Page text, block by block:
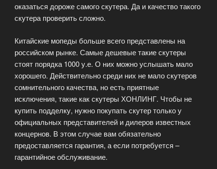
оказаться дороже самого скутера. Да и качество такого
скутера проверить сложно.
Китайские мопеды больше всего представлены на
российском рынке. Самые дешевые такие скутеры
стоят порядка 1000 у.е. О них можно услышать мало
хорошего. Действительно среди них не мало скутеров
сомнительного качества, но есть приятные
исключения, такие как скутеры ХОНЛИНГ. Чтобы не
купить подделку, нужно покупать скутер только у
официальных представителей и дилеров известных
концернов. В этом случае вам обязательно
предоставляется гарантия, а если потребуется –
гарантийное обслуживание.